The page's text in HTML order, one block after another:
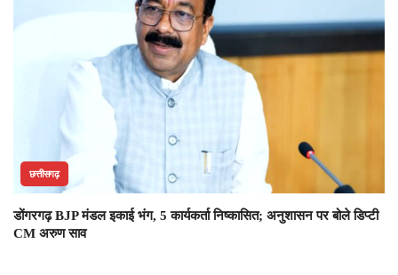
छत्तीसगढ़
डोंगरगढ़ BJP मंडल इकाई भंग, 5 कार्यकर्ता निष्कासित; अनुशासन पर बोले डिप्टी
CM अरुण साव